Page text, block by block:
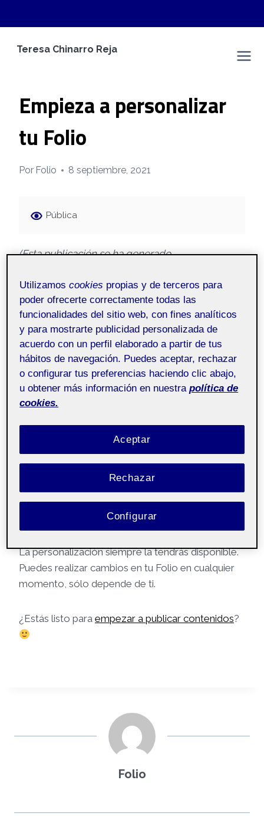
Teresa Chinarro Reja
Empieza a personalizar
tu Folio
Por Folio 8 septiembre, 2021
Pública
(Esta publicación se ha generado
Hola,
éste es tu Folioy te acompañará durante
bastante tiempo. Por tanto, te recomendamos
que poco a poco te lo vayas haciendo tuyo,
personalizándolo tanto como quieras. Puedes
cambiarle el tema visual, los colores, la imagen de
Si tienes conocimientos de WordPress, ya sabrás
sobre cómo utilizarlo y personalizarlo a tu
La personalización siempre la tendrás disponible.
Puedes realizar cambios en tu Folio en cualquier
momento, sólo depende de ti.
¿Estás listo para empezar a publicar contenidos?
Folio
Utilizamoscookies propias y de terceros para
poder ofrecerte correctamente todas las
funcionalidades del sitio web, con fines analíticos
y para mostrarte publicidad personalizada de
acuerdo con un perfil elaborado a partir de tus
hábitos de navegación. Puedes aceptar, rechazar
o configurar tus preferencias haciendo clic abajo,
u obtener más información en nuestra política de
cookies.
Rechazar
Aceptar
Configurar